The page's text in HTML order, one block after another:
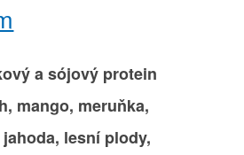
a sójový protein
mango, meruňka,
lesní plody,